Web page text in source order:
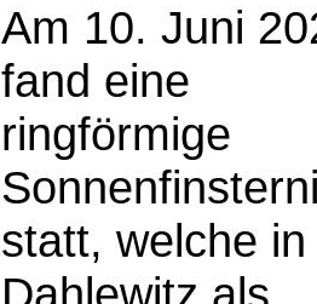
Am 10. Juni
fand eine
ringförmige
statt, welche in